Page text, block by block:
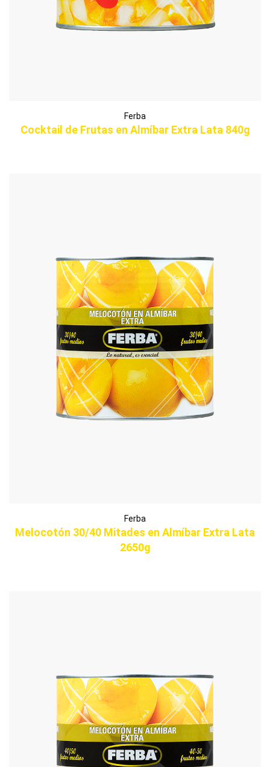
Ferba
Cocktail de Frutas en Almíbar Extra Lata 840g
Ferba
Melocotón 30/40 Mitades en Almíbar Extra Lata
2650g